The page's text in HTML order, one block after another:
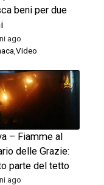
beni per due
ago
,Video
– Fiamme al
delle Grazie:
parte del tetto
ago